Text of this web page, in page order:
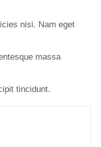
nisi. Nam eget
massa
tincidunt.